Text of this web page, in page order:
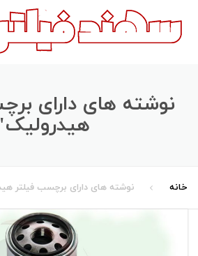
نوشته های دارای
خانه نوشته های دارای برچسب فیلتر